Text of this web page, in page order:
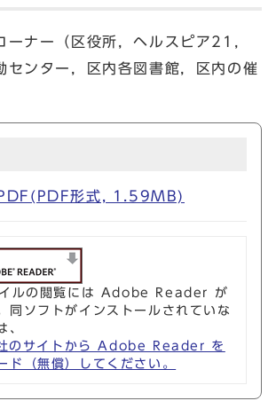
ーナー（区役所，ヘルスピア21，
センター，区内各図書館，区内の催
形式, 1.59MB)
ルの閲覧には Adobe Reader が
同ソフトがインストールされていな
、
のサイトから Adobe Reader を
ド（無償）してください。